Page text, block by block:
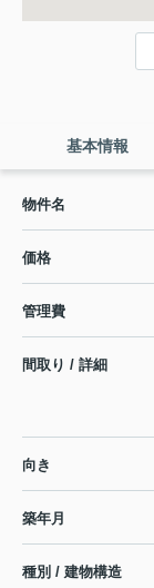
基本情報
物件名
価格
管理費
間取り / 詳細
向き
築年月
種別 / 建物構造